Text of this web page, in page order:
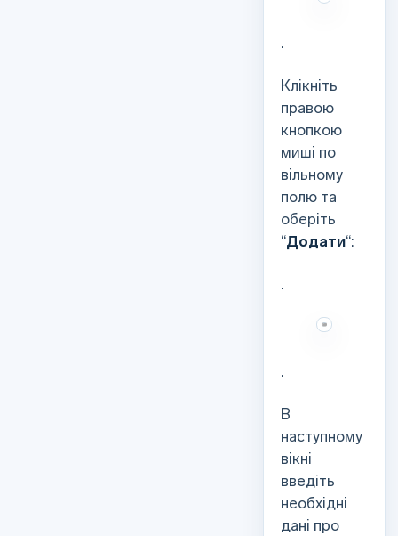
.
Клікніть
правою
кнопкою
миші по
вільному
полю та
оберіть
“Додати“:
.
.
В
наступному
вікні
введіть
необхідні
дані про